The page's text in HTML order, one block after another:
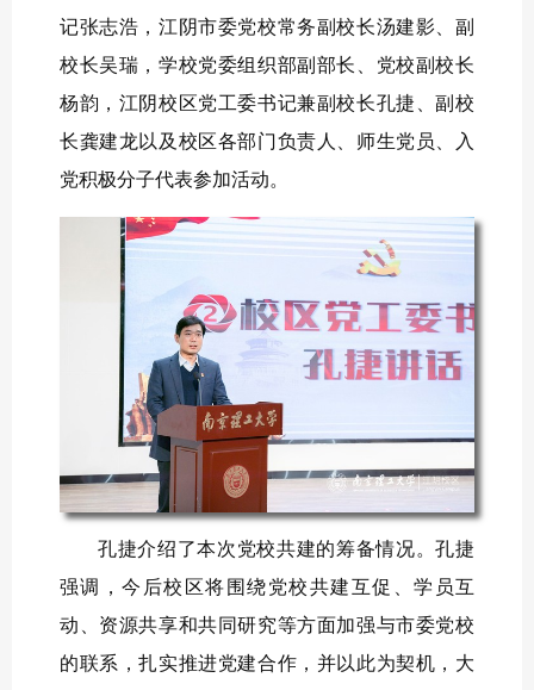
记张志浩，江阴市委党校常务副校长汤建影、副
校长吴瑞，学校党委组织部副部长、党校副校长
杨韵，江阴校区党工委书记兼副校长孔捷、副校
长龚建龙以及校区各部门负责人、师生党员、入
党积极分子代表参加活动。
孔捷介绍了本次党校共建的筹备情况。孔捷
强调，今后校区将围绕党校共建互促、学员互
动、资源共享和共同研究等方面加强与市委党校
的联系，扎实推进党建合作，并以此为契机，大